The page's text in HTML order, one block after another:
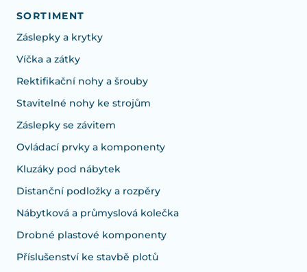
SORTIMENT
Záslepky a krytky
Víčka a zátky
Rektifikační nohy a šrouby
Stavitelné nohy ke strojům
Záslepky se závitem
Ovládací prvky a komponenty
Kluzáky pod nábytek
Distanční podložky a rozpěry
Nábytková a průmyslová kolečka
Drobné plastové komponenty
Příslušenství ke stavbě plotů